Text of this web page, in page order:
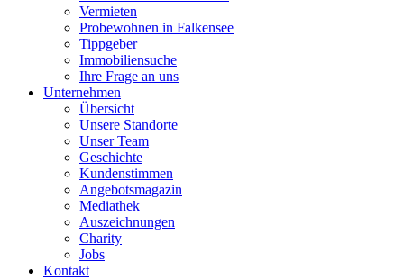
Vermieten
Probewohnen in Falkensee
Tippgeber
Immobiliensuche
Ihre Frage an uns
Unternehmen
Übersicht
Unsere Standorte
Unser Team
Geschichte
Kundenstimmen
Angebotsmagazin
Mediathek
Auszeichnungen
Charity
Jobs
Kontakt